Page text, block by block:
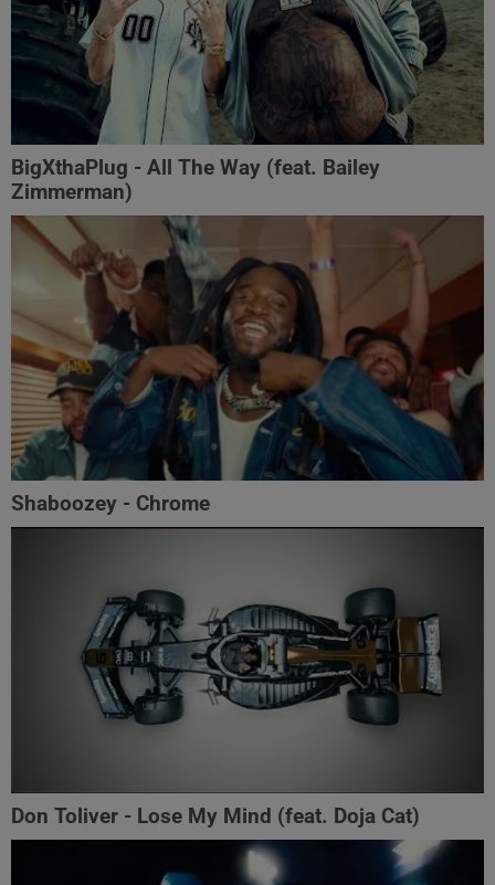
BigXthaPlug - All The Way (feat. Bailey
Zimmerman)
Shaboozey - Chrome
Don Toliver - Lose My Mind (feat. Doja Cat)